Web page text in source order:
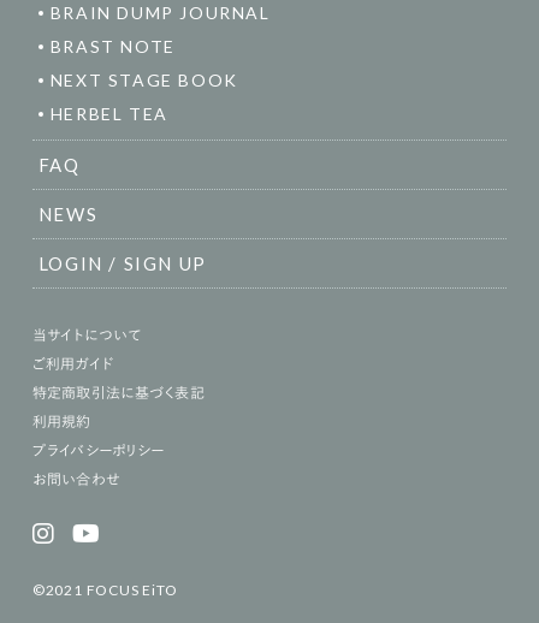
BRAIN DUMP JOURNAL
BRAST NOTE
NEXT STAGE BOOK
HERBEL TEA
FAQ
NEWS
LOGIN / SIGN UP
当サイトについて
ご利用ガイド
特定商取引法に基づく表記
利用規約
プライバシーポリシー
お問い合わせ
©2021 FOCUS EiTO